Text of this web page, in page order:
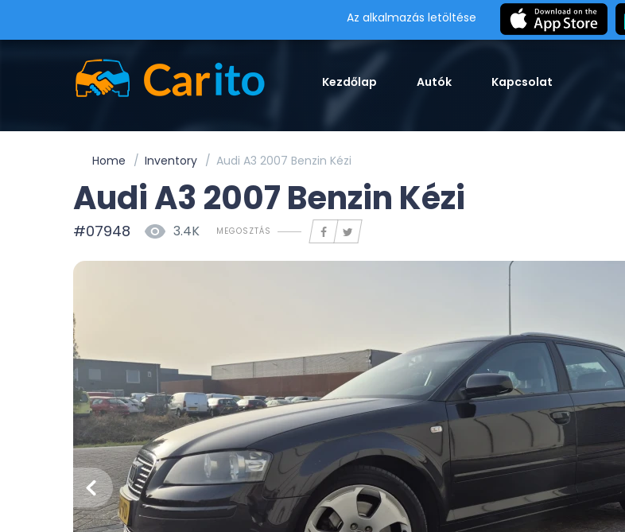
Az alkalmazás letöltése
Kezdőlap Autók Kapcsolat
Home Inventory Audi A3 2007 Benzin Kézi
Audi A3 2007 Benzin Kézi
#07948 3.4K MEGOSZTÁS